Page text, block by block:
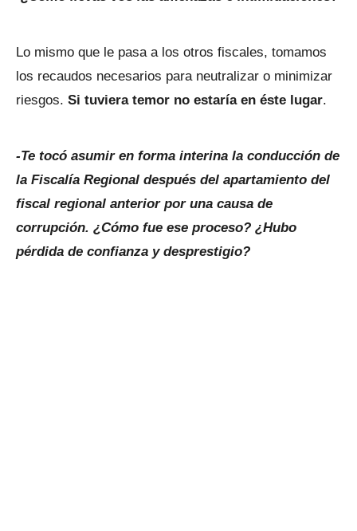
Lo mismo que le pasa a los otros fiscales, tomamos
los recaudos necesarios para neutralizar o minimizar
riesgos. Si tuviera temor no estaría en éste lugar.
-Te tocó asumir en forma interina la conducción de
la Fiscalía Regional después del apartamiento del
fiscal regional anterior por una causa de
corrupción. ¿Cómo fue ese proceso? ¿Hubo
pérdida de confianza y desprestigio?